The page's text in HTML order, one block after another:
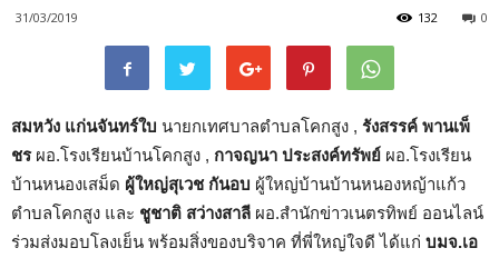
31/03/2019 0
132
สมหวัง แก่นจันทร์ใบ นายกเทศบาลตำบลโคกสูง , รังสรรค์ พานเพ็
ชรผอ.โรงเรียนบ้านโคกสูง , กาจญนา ประสงค์ทรัพย์ ผอ.โรงเรียน
บ้านหนองเสม็ด ผู้ใหญ่สุเวช กันอบ ผู้ใหญ่บ้านบ้านหนองหญ้าแก้ว
ตำบลโคกสูง และ ชูชาติ สว่างสาลี ผอ.สำนักข่าวเนตรทิพย์ ออนไลน์
ร่วมส่งมอบโลงเย็น พร้อมสิ่งของบริจาค ที่พี่ใหญ่ใจดี ได้แก่ บมจ.เอ